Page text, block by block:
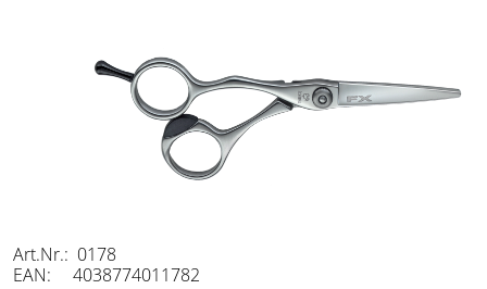
Left - Linkshand Scheren
Messer / Klingen
Art.Nr.: 0178
EAN: 4038774011782